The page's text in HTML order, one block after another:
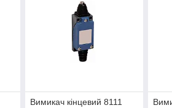
Вимикач кінцевий 8111